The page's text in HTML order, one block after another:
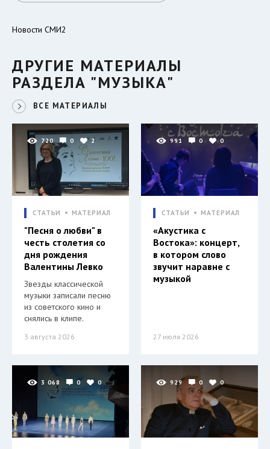
Новости СМИ2
ДРУГИЕ МАТЕРИАЛЫ
РАЗДЕЛА "МУЗЫКА"
ВСЕ МАТЕРИАЛЫ
720 0 2
СТАТЬИ МАТЕРИАЛ
"Песня о любви" в
честь столетия со
дня рождения
Валентины Левко
Звезды классической
музыки записали песню
из советского кино и
снялись в клипе.
3 августа 2026
991 0 0
СТАТЬИ МАТЕРИАЛ
«Акустика с
Востока»: концерт,
в котором слово
звучит наравне с
музыкой
27 июля 2026
3 068 0 0 929 0 0